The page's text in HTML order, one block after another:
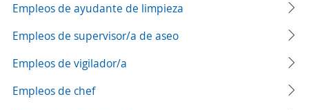
Empleos de ayudante de limpieza
Empleos de supervisor/a de aseo
Empleos de vigilador/a
Empleos de chef